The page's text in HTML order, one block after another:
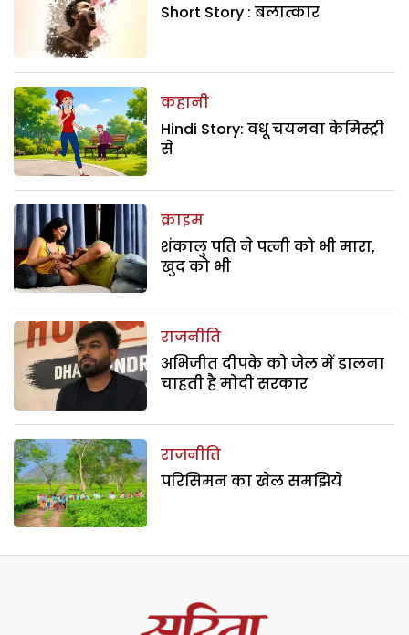
Short Story : बलात्कार
कहानी
Hindi Story: वधू चयनवा केमिस्ट्री
से
क्राइम
शंकालु पति ने पत्नी को भी मारा,
खुद को भी
राजनीति
अभिजीत दीपके को जेल में डालना
चाहती है मोदी सरकार
राजनीति
परिसिमन का खेल समझिये